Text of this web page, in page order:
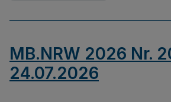
MB.NRW 2026 Nr.
24.07.2026